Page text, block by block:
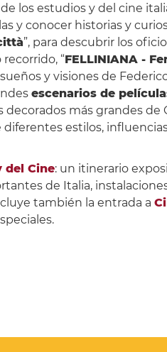
los estudios y del cine
y conocer historias y
”, para descubrir los
“FELLINIANA -
y visiones de
escenarios de
decorados más grandes
estilos,
del Cine: un itinerario
de Italia,
también la entrada a